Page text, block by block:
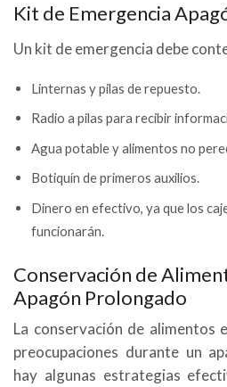
Kit de Emergencia
Un kit de emergencia debe
Linternas y pilas de repuesto.
Radio a pilas para recibir
Agua potable y alimentos no
Botiquín de primeros auxilios.
Dinero en efectivo, ya que los
funcionarán.
Conservación de
Apagón Prolongado
La conservación de alimentos
preocupaciones durante un
hay algunas estrategias